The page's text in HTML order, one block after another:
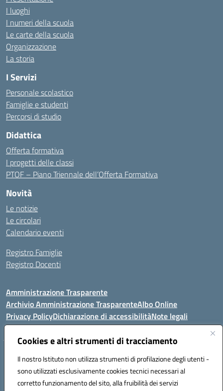
Cookies e altri strumenti di tracciamento
Il nostro Istituto non utilizza strumenti di profilazione degli utenti -
sono utilizzati esclusivamente cookies tecnici necessari al
corretto funzionamento del sito, alla fruibilità dei servizi
I luoghi
I numeri della scuola
Le carte della scuola
Organizzazione
La storia
I Servizi
Personale scolastico
Famiglie e studenti
Percorsi di studio
Didattica
Offerta formativa
I progetti delle classi
PTOF – Piano Triennale dell’Offerta Formativa
Novità
Le notizie
Le circolari
Calendario eventi
Registro Famiglie
Registro Docenti
Amministrazione Trasparente
Archivio Amministrazione TrasparenteAlbo Online
Privacy PolicyDichiarazione di accessibilitàNote legali
Istituto Comprensivo Statale
Via Cupa Campanariello, 5 - 80059, Torre del Greco (NA)
Tel. +39 0818834377 - Fax +39 0818834377 - Cod.Fisc. 95170530638